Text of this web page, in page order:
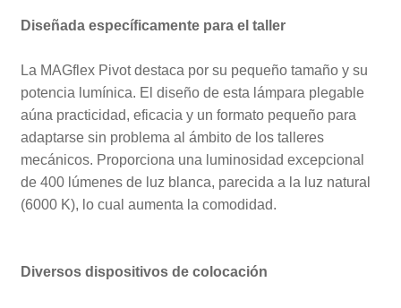
Diseñada específicamente para el taller
La MAGflex Pivot destaca por su pequeño tamaño y su
potencia lumínica. El diseño de esta lámpara plegable
aúna practicidad, eficacia y un formato pequeño para
adaptarse sin problema al ámbito de los talleres
mecánicos. Proporciona una luminosidad excepcional
de 400 lúmenes de luz blanca, parecida a la luz natural
(6000 K), lo cual aumenta la comodidad.
Diversos dispositivos de colocación